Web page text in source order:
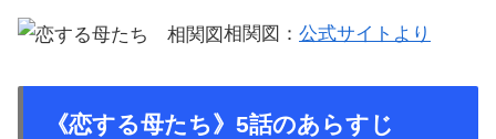
相関図： 公式サイトより
《恋する母たち》5話のあらすじ